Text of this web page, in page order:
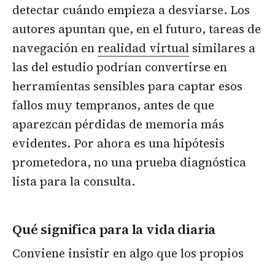
detectar cuándo empieza a desviarse. Los
autores apuntan que, en el futuro, tareas de
navegación en realidad virtual similares a
las del estudio podrían convertirse en
herramientas sensibles para captar esos
fallos muy tempranos, antes de que
aparezcan pérdidas de memoria más
evidentes. Por ahora es una hipótesis
prometedora, no una prueba diagnóstica
lista para la consulta.
Qué significa para la vida diaria
Conviene insistir en algo que los propios